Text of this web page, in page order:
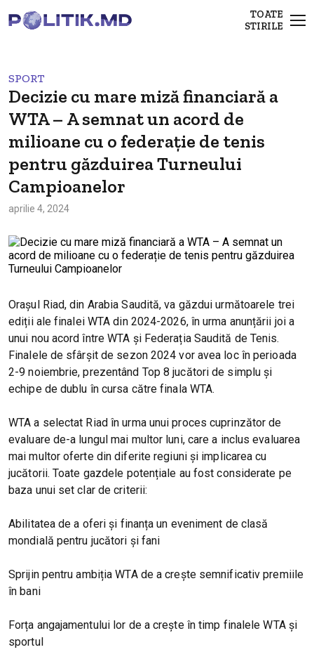
TOATE
STIRILE
SPORT
Decizie cu mare miză financiară a
WTA – A semnat un acord de
milioane cu o federație de tenis
pentru găzduirea Turneului
Campioanelor
aprilie 4, 2024
Orașul Riad, din Arabia Saudită, va găzdui următoarele trei
ediții ale finalei WTA din 2024-2026, în urma anunțării joi a
unui nou acord între WTA și Federația Saudită de Tenis.
Finalele de sfârșit de sezon 2024 vor avea loc în perioada
2-9 noiembrie, prezentând Top 8 jucători de simplu și
echipe de dublu în cursa către finala WTA.
WTA a selectat Riad în urma unui proces cuprinzător de
evaluare de-a lungul mai multor luni, care a inclus evaluarea
mai multor oferte din diferite regiuni și implicarea cu
jucătorii. Toate gazdele potențiale au fost considerate pe
baza unui set clar de criterii:
Abilitatea de a oferi și finanța un eveniment de clasă
mondială pentru jucători și fani
Sprijin pentru ambiția WTA de a crește semnificativ premiile
în bani
Forța angajamentului lor de a crește în timp finalele WTA și
sportul